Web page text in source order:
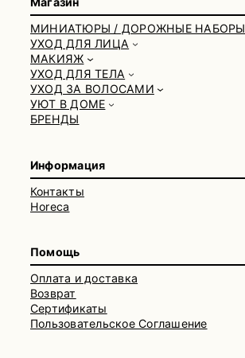
МИНИАТЮРЫ / ДОРОЖНЫЕ НАБОРЫ
УХОД ДЛЯ ЛИЦА
МАКИЯЖ
УХОД ДЛЯ ТЕЛА
УХОД ЗА ВОЛОСАМИ
УЮТ В ДОМЕ
БРЕНДЫ
Информация
Контакты
Horeca
Помощь
Оплата и доставка
Возврат
Сертификаты
Пользовательское Соглашение